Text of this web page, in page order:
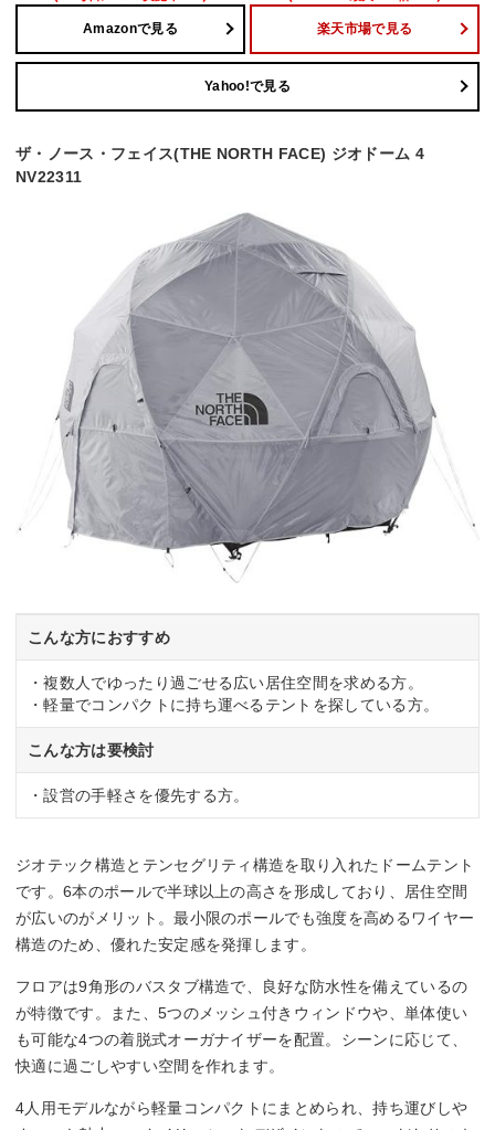
Amazonで見る 楽天市場で見る
Yahoo!で見る
ザ・ノース・フェイス(THE NORTH FACE) ジオドーム 4
NV22311
こんな方におすすめ
・複数人でゆったり過ごせる広い居住空間を求める方。
・軽量でコンパクトに持ち運べるテントを探している方。
こんな方は要検討
・設営の手軽さを優先する方。
ジオテック構造とテンセグリティ構造を取り入れたドームテント
です。6本のポールで半球以上の高さを形成しており、居住空間
が広いのがメリット。最小限のポールでも強度を高めるワイヤー
構造のため、優れた安定感を発揮します。
フロアは9角形のバスタブ構造で、良好な防水性を備えているの
が特徴です。また、5つのメッシュ付きウィンドウや、単体使い
も可能な4つの着脱式オーガナイザーを配置。シーンに応じて、
快適に過ごしやすい空間を作れます。
4人用モデルながら軽量コンパクトにまとめられ、持ち運びしや